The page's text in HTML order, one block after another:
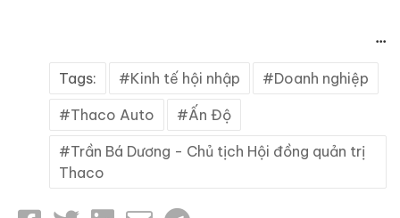
...
Tags: Kinh tế hội nhập Doanh nghiệp
Thaco Auto Ấn Độ
Trần Bá Dương - Chủ tịch Hội đồng quản trị
Thaco